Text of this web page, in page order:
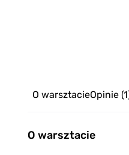
O warsztacieOpinie
O warsztacie